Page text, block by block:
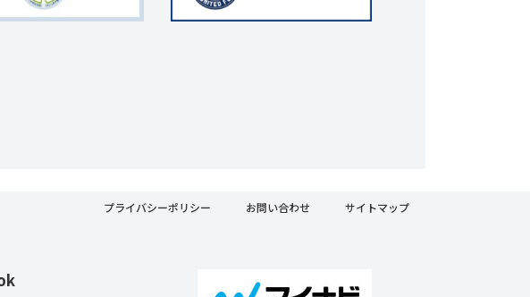
プライバシーポリシー お問い合わせ サイトマップ